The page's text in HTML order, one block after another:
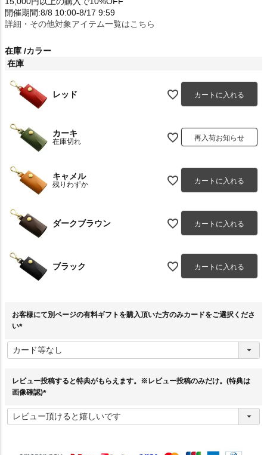
開催期間:8/8 10:00-8/17 9:59
詳細・その他対象アイテム一覧はこちら
在庫 カラー
在庫
レッド カートに入れる
カーキ
在庫切れ 再入荷お知らせ
キャメル
残りわずか カートに入れる
ダークブラウン カートに入れる
ブラック カートに入れる
お客様にて別ページの有料ギフトを購入頂いた方のみカードをご選択くださ
い
必
須
レビュー投稿すると特典がもらえます。※レビュー投稿のみだけ。(特典は
画像確認)
必
須